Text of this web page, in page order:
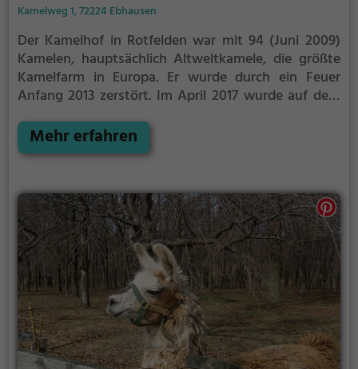
Kamelweg 1, 72224 Ebhausen
Der Kamelhof in Rotfelden war mit 94 (Juni 2009)
Kamelen, hauptsächlich Altweltkamele, die größte
Kamelfarm in Europa. Er wurde durch ein Feuer
Anfang 2013 zerstört. Im April 2017 wurde auf dem
Nachdem er in Tunesien die Kamelhaltung kennen
gelernt hatte, führte der Landwirt Wilhelm Breitling
Deutschland ein, um sie zu züchten und ihre Haltung
zu erforschen. Er gründete 1990 den Kamelverein
Fatamorgana und veranstaltete 1997 zusammen mit
Scheich Hamdan bin Zayed Al-Nahayan aus den
Vereinigten Arabischen Emiraten ein Kamelrennen
auf der Galopprennbahn Hoppegarten bei Berlin vor
mehr als 40.000 Besuchern. Im Mai 2002 wurde der
Kamelhof in einem Ortsteil von Ebhausen im
Nordschwarzwald eröffnet.
Mehr erfahren